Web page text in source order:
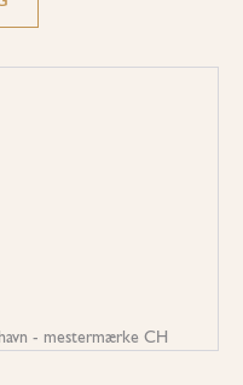
- mestermærke CH